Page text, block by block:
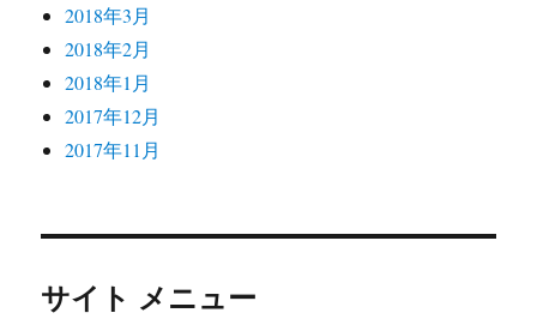
2018年3月
2018年2月
2018年1月
2017年12月
2017年11月
サイト メニュー